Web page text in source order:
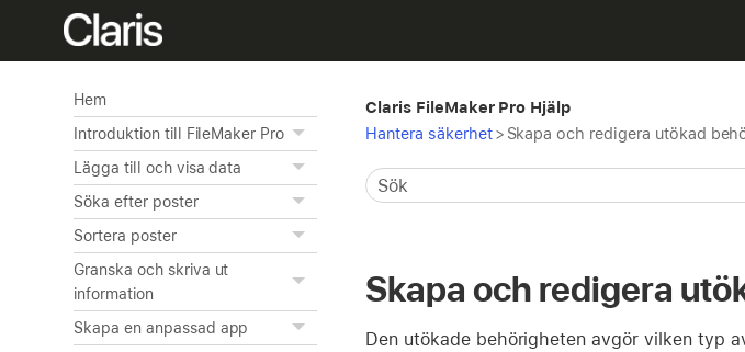
Hem
Introduktion till FileMaker Pro
Lägga till och visa data
Söka efter poster
Sortera poster
Granska och skriva ut
information
Skapa en anpassad app
Claris FileMaker Pro Hjälp
Hantera säkerhet > Skapa och redigera utökad
Skapa och redigera
Den utökade behörigheten avgör vilken typ